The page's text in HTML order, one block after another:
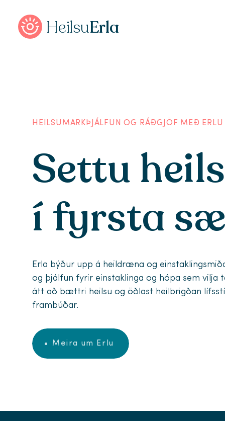
HeilsuErla
HEILSUMARKÞJÁLFUN OG RÁÐGJÖF MEÐ ERLU
Settu
í fyrsta
Erla býður upp á heildræna og
og þjálfun fyrir einstaklinga og hópa sem vilja
átt að bættri heilsu og öðlast heilbrigðan
frambúðar.
Meira um Erlu